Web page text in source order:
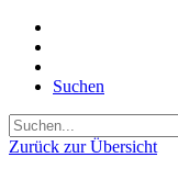
Suchen
Zurück zur Übersicht